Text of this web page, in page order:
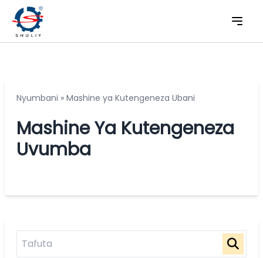
Nyumbani » Mashine ya Kutengeneza Ubani
Mashine Ya Kutengeneza
Uvumba